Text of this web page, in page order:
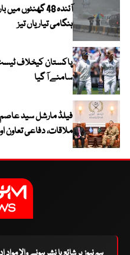
آئندہ 48
ہنگامی تیاریاں تیز
سامنے آ گیا
فیلڈ مارشل سید عاصم
ملاقات، دفاعی تعاون